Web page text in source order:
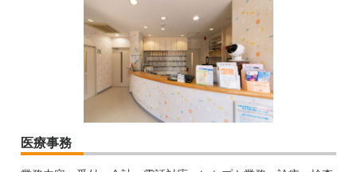
医療事務